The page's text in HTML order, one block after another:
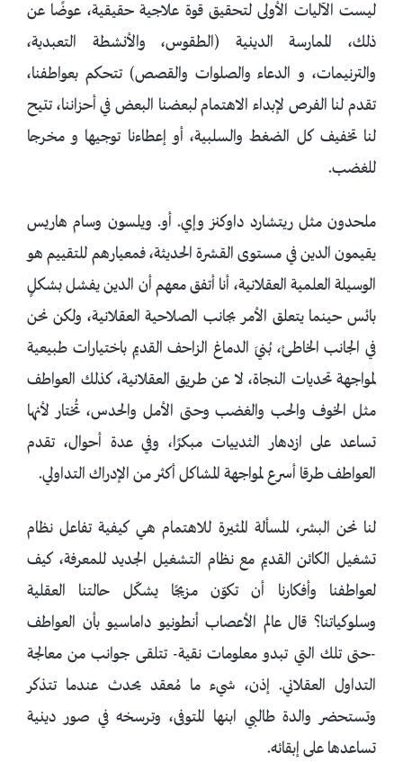
ليست الآليات الأولى لتحقيق قوة علاجية حقيقية، عوضًا عن
ذلك، الممارسة الدينية (الطقوس، والأنشطة التعبدية،
والترنيمات، و الدعاء والصلوات والقصص) تتحكم بعواطفنا،
تقدم لنا الفرص لإبداء الاهتمام لبعضنا البعض في أحزاننا، تتيح
لنا تخفيف كل الضغط والسلبية، أو إعطاءنا توجيها و مخرجا
للغضب.
ملحدون مثل ريتشارد داوكنز وإي. أو. ويلسون وسام هاريس
يقيمون الدين في مستوى القشرة الحديثة، فمعيارهم للتقييم هو
الوسيلة العلمية العقلانية، أنا أتفق معهم أن الدين يفشل بشكلٍ
بائس حينما يتعلق الأمر بجانب الصلاحية العقلانية، ولكن نحن
في الجانب الخاطئ، بُنيَ الدماغ الزاحف القديم باختيارات طبيعية
لمواجهة تحديات النجاة، لا عن طريق العقلانية، كذلك العواطف
مثل الخوف والحب والغضب وحتى الأمل والحدس، تُختار لأنها
تساعد على ازدهار الثدييات مبكرًا، وفي عدة أحوال، تقدم
العواطف طرقا أسرع لمواجهة المشاكل أكثر من الإدراك التداولي.
لنا نحن البشر، المسألة المثيرة للاهتمام هي كيفية تفاعل نظام
تشغيل الكائن القديم مع نظام التشغيل الجديد للمعرفة، كيف
لعواطفنا وأفكارنا أن تكوّن مزيجًا يشكّل حالتنا العقلية
وسلوكياتنا؟ قال عالم الأعصاب أنطونيو داماسيو بأن العواطف
-حتى تلك التي تبدو معلومات نقية- تتلقى جوانب من معالجة
التداول العقلاني. إذن، شيء ما مُعقد يحدث عندما تتذكر
وتستحضر والدة طالبي ابنها المتوفى، وترسخه في صور دينية
تساعدها على إبقائه.